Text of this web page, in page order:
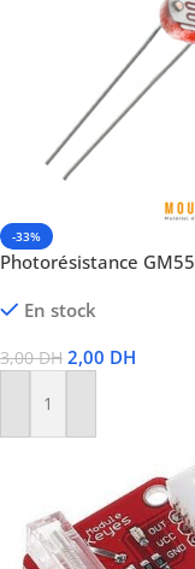
-33%
Photorésistance
En stock
3,00DH 2,00 DH
Ajouter Au Panier